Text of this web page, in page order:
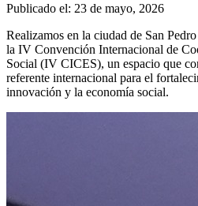
Publicado el: 23 de mayo, 2026
Realizamos en la ciudad de San
la IV Convención Internacional de
Social (IV CICES), un espacio que
referente internacional para el
innovación y la economía social.